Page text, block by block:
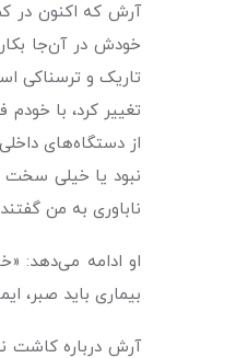
خودش در آن‌جا
تغییر کرد، با
از دستگاه‌های
ناباوری به من گفتند که
او ادامه می‌دهد:
بیماری باید صبر،
آرش درباره کاشت